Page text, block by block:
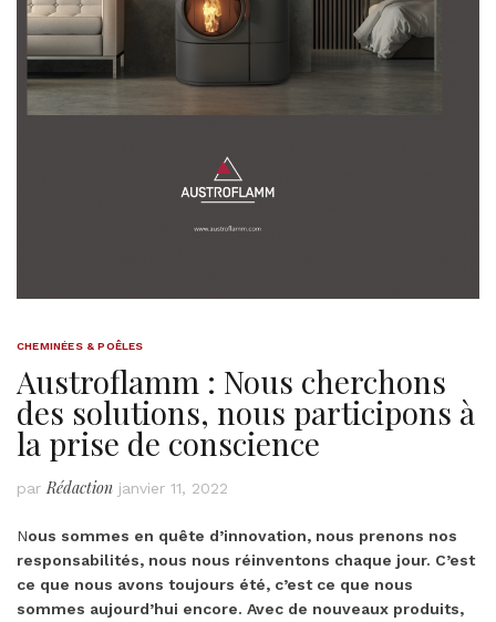
CHEMINÉES & POÊLES
Austroflamm : Nous cherchons
des solutions, nous participons à
la prise de conscience
par Rédaction janvier 11, 2022
Nous sommes en quête d’innovation, nous prenons nos
responsabilités, nous nous réinventons chaque jour. C’est
ce que nous avons toujours été, c’est ce que nous
sommes aujourd’hui encore. Avec de nouveaux produits,